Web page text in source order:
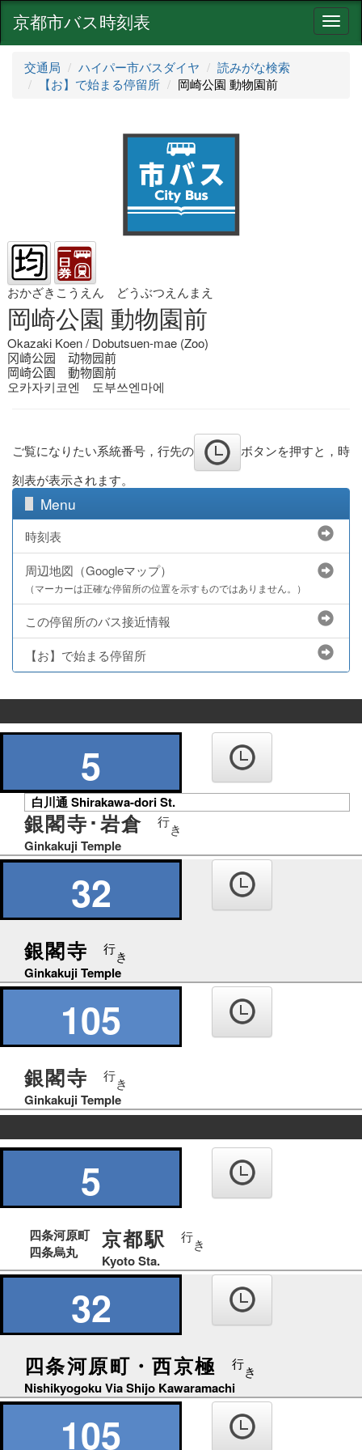
ナ
ビ
京都市バス時刻表
交通局 ハイパー市バスダイヤ
読みがな検索
【お】で始まる停留所
岡崎公園 動物園前
おかざきこうえん どうぶつえんまえ
岡崎公園 動物園前
Okazaki Koen / Dobutsuen-mae (Zoo)
冈崎公园 动物园前
岡崎公園 動物園前
오카자키코엔 도부쓰엔마에
ご覧になりたい系統番号，行先の
ボタンを押すと，時
刻表が表示されます。
Menu
時刻表
周辺地図（Googleマップ）
（マーカーは正確な停留所の位置を示すものではありません。）
この停留所のバス接近情報
【お】で始まる停留所
の
5
白川通 Shirakawa-dori St.
銀閣寺･岩倉 行き
Ginkakuji Temple
32
銀閣寺 行き
Ginkakuji Temple
105
銀閣寺 行き
Ginkakuji Temple
の
5
四条河原町
四条烏丸
京都駅 行き
Kyoto Sta.
32
四条河原町・西京極 行き
Nishikyogoku Via Shijo Kawaramachi
105